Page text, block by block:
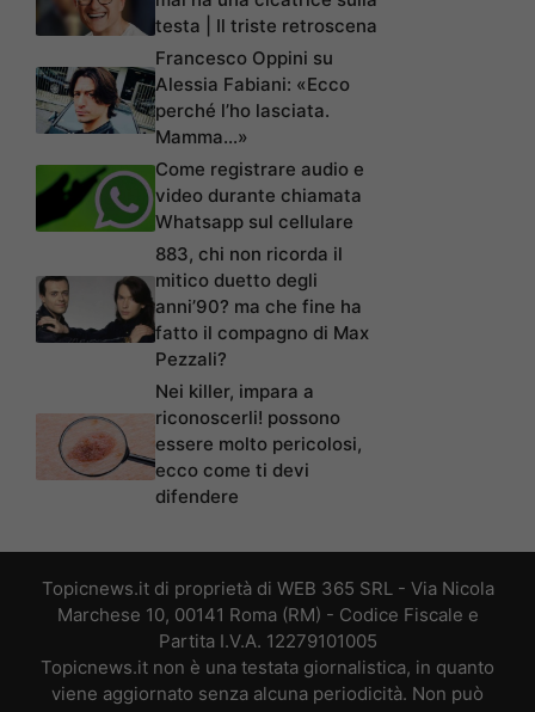
testa | Il triste retroscena
Francesco Oppini su
Alessia Fabiani: «Ecco
perché l’ho lasciata.
Mamma…»
Come registrare audio e
video durante chiamata
Whatsapp sul cellulare
883, chi non ricorda il
mitico duetto degli
anni’90? ma che fine ha
fatto il compagno di Max
Pezzali?
Nei killer, impara a
riconoscerli! possono
essere molto pericolosi,
ecco come ti devi
difendere
Topicnews.it di proprietà di WEB 365 SRL - Via Nicola
Marchese 10, 00141 Roma (RM) - Codice Fiscale e
Partita I.V.A. 12279101005
Topicnews.it non è una testata giornalistica, in quanto
viene aggiornato senza alcuna periodicità. Non può